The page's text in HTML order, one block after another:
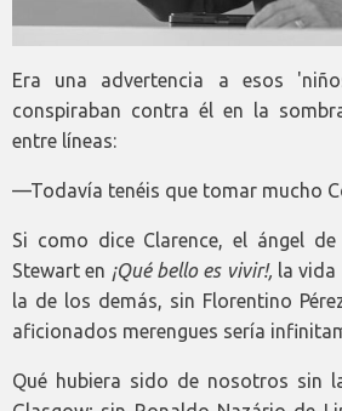
Era una advertencia a esos
conspiraban contra él en la
entre líneas:
—Todavía tenéis que tomar mucho
Si como dice Clarence, el ángel
Stewart en ¡Qué bello es vivir!, la vida
la de los demás, sin Florentino
aficionados merengues sería
Qué hubiera sido de nosotros sin